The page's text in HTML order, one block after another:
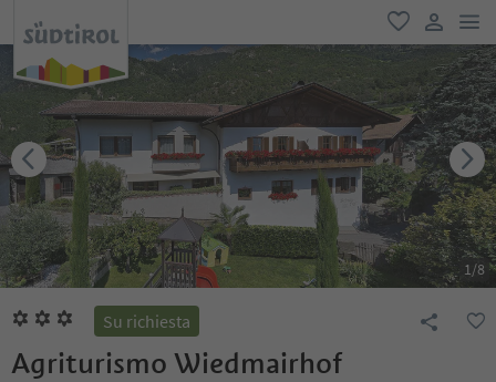
favoriti
user link
1/8
Su richiesta
Agriturismo Wiedmairhof